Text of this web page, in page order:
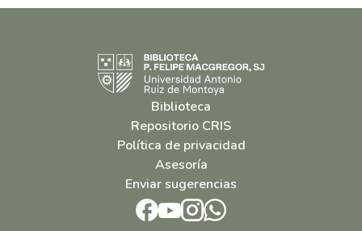
Biblioteca
Repositorio CRIS
Política de privacidad
Asesoría
Enviar sugerencias